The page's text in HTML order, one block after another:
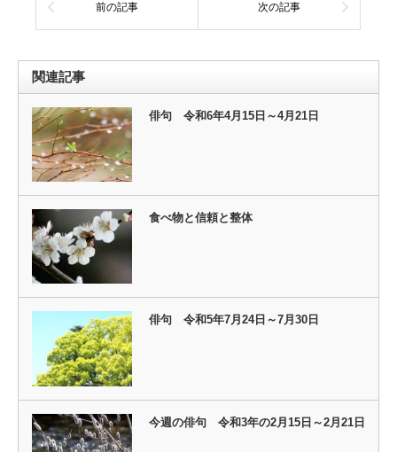
前の記事 次の記事
関連記事
俳句 令和6年4月15日～4月21日
食べ物と信頼と整体
俳句 令和5年7月24日～7月30日
今週の俳句 令和3年の2月15日～2月21日